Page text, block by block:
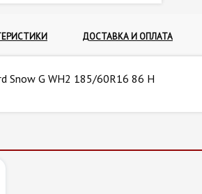
ДОСТАВКА И ОПЛАТА
Snow G WH2 185/60R16 86 H